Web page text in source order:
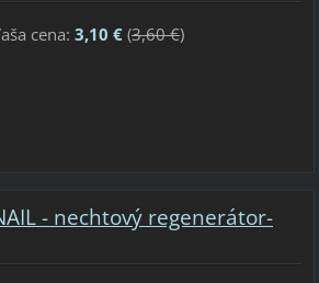
cena: 3,10 €(3,60 €)
- nechtový regenerátor-